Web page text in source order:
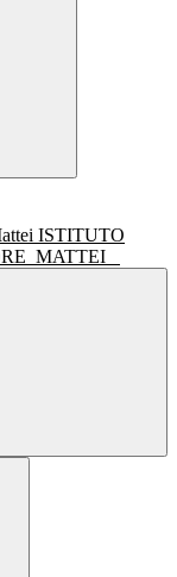
ISTITUTO
MATTEI